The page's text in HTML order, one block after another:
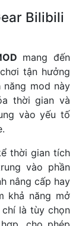
Bilibili
mang đến
tận hưởng
mod này
thời gian và
vào yếu tố
thời gian tích
vào phần
nâng cấp hay
khả năng mở
chí là tùy chọn